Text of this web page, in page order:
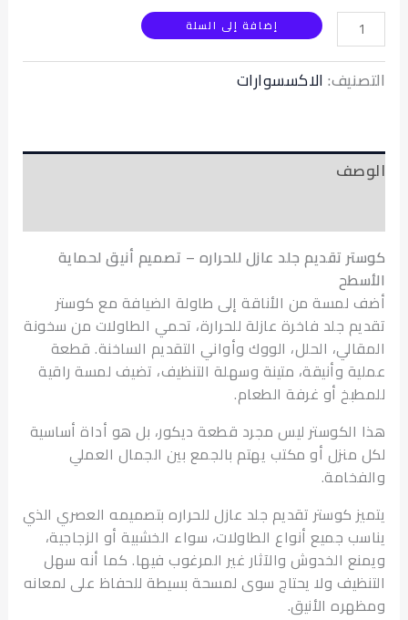
إضافة إلى السلة
الاكسسوارات
تقديم جلد عازل للحراره – تصميم أنيق لحماية
من الأناقة إلى طاولة الضيافة مع كوستر
جلد فاخرة عازلة للحرارة، تحمي الطاولات من سخونة
الحلل، الووك وأواني التقديم الساخنة. قطعة
وأنيقة، متينة وسهلة التنظيف، تضيف لمسة راقية
أو غرفة الطعام.
ليس مجرد قطعة ديكور، بل هو أداة أساسية
أو مكتب يهتم بالجمع بين الجمال العملي
كوستر تقديم جلد عازل للحراره بتصميمه العصري الذي
جميع أنواع الطاولات، سواء الخشبية أو الزجاجية،
الخدوش والآثار غير المرغوب فيها. كما أنه سهل
ولا يحتاج سوى لمسحة بسيطة للحفاظ على لمعانه
الأنيق.